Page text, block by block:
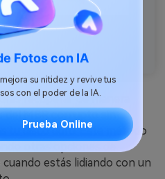
Fotos con IA
su nitidez y revive tus
con el poder de la IA.
recuperar de manera
del MBR corrupto sin
tu disco duro.󠀲󠀡󠀩󠀣󠀡󠀩󠀣󠀡󠀨󠀳󠀰 Este método
otras opciones de
estás lidiando con un